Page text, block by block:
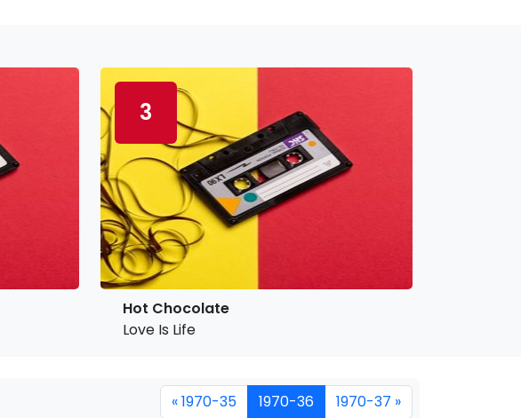
3
Hot Chocolate
Love Is Life
« 1970-35 1970-36 1970-37 »